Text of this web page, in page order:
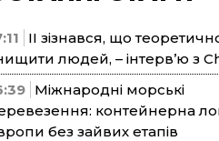
ІІ зізнався, що
людей, – інтерв’ю з
Міжнародні морські
контейнерна
без зайвих етапів